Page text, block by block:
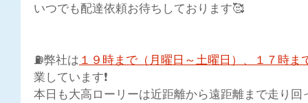
いつでも配達依頼お待ちしております🥰
⛽弊社は １９時まで（月曜日～土曜日）、１７時ま
業しています❗
本日も大高ローリーは近距離から遠距離まで走り回